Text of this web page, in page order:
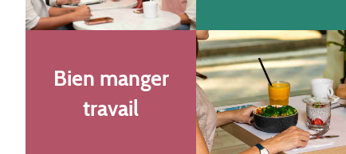
Bien manger
travail